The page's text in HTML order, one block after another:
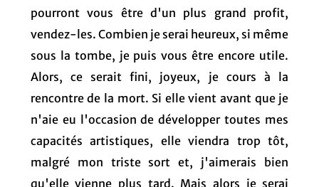
pourront vous être d'un plus grand profit,
vendez-les. Combien je serai heureux, si même
sous la tombe, je puis vous être encore utile.
Alors, ce serait fini, joyeux, je cours à la
rencontre de la mort. Si elle vient avant que je
n'aie eu l'occasion de développer toutes mes
capacités artistiques, elle viendra trop tôt,
malgré mon triste sort et, j'aimerais bien
qu'elle vienne plus tard. Mais alors je serai